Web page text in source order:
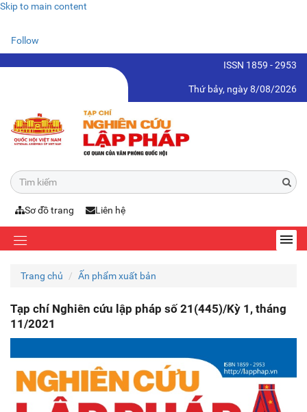
Skip to main content
Follow
ISSN 1859 - 2953
Thứ bảy, ngày 8/08/2026
Sơ đồ trang Liên hệ
Trang chủ Ấn phẩm xuất bản
Tạp chí Nghiên cứu lập pháp số 21(445)/Kỳ 1, tháng
11/2021